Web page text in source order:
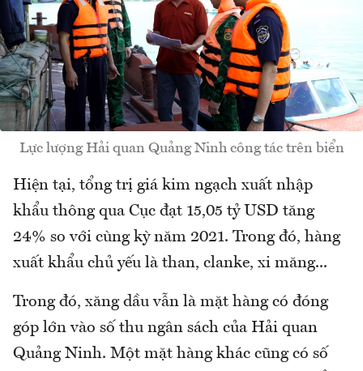
Lực lượng Hải quan Quảng Ninh công tác trên biển
Hiện tại, tổng trị giá kim ngạch xuất nhập
khẩu thông qua Cục đạt 15,05 tỷ USD tăng
24% so với cùng kỳ năm 2021. Trong đó, hàng
xuất khẩu chủ yếu là than, clanke, xi măng...
Trong đó, xăng dầu vẫn là mặt hàng có đóng
góp lớn vào số thu ngân sách của Hải quan
Quảng Ninh. Một mặt hàng khác cũng có số